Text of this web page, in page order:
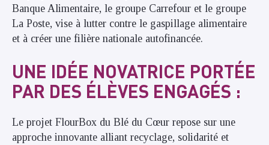
Banque Alimentaire, le groupe Carrefour et le groupe
La Poste, vise à lutter contre le gaspillage alimentaire
et à créer une filière nationale autofinancée.
UNE IDÉE NOVATRICE PORTÉE
PAR DES ÉLÈVES ENGAGÉS :
Le projet FlourBox du Blé du Cœur repose sur une
approche innovante alliant recyclage, solidarité et